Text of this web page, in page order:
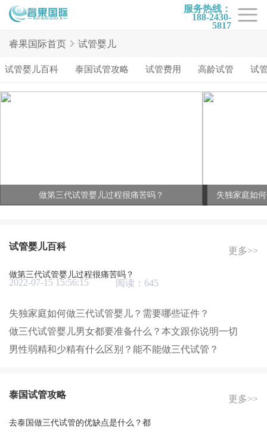
服务热线：
188-2430-
5817
首页
试管项目
试管百科
睿果国际首页 试管婴儿
试管婴儿百科 泰国试管攻略 试管费用 高龄试管 试
做第三代试管婴儿过程很痛苦吗？ 失独家庭如
试管婴儿百科 更多>>
做第三代试管婴儿过程很痛苦吗？
2022-07-15 15:56:15 阅读：645
失独家庭如何做三代试管婴儿？需要哪些证件？
做三代试管婴儿男女都要准备什么？本文跟你说明一切
男性弱精和少精有什么区别？能不能做三代试管？
泰国试管攻略 更多>>
去泰国做三代试管的优缺点是什么？都